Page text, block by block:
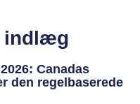
indlæg
Canadas
den regelbaserede